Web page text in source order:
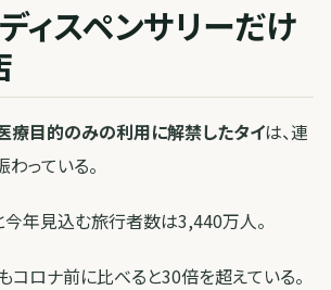
ィスペンサリーだけ
療目的のみの利用に解禁したタイは、連
っている。
今年見込む旅行者数は3,440万人。
コロナ前に比べると30倍を超えている。